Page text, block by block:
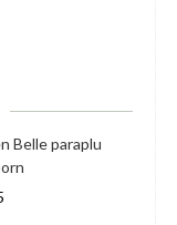
Belle paraplu